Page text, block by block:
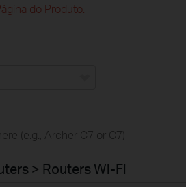
do Produto.
> Routers Wi-Fi